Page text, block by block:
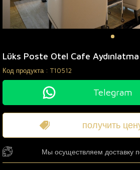
Lüks Poste Otel Cafe Aydınlatma
Код продукта : T10512
Telegram
получить
Мы осуществляем доставку